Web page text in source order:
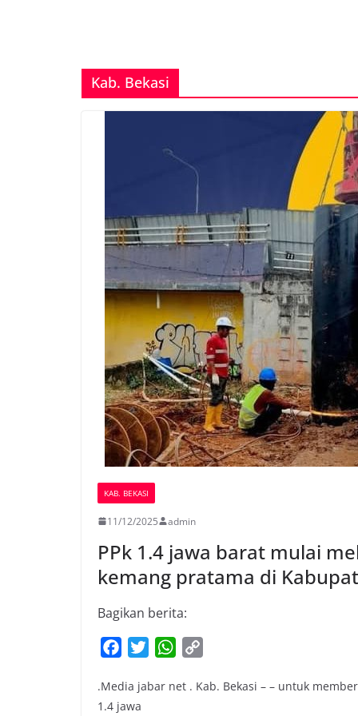
Kab. Bekasi
KAB. BEKASI
11/12/2025 admin
PPk 1.4 jawa barat mulai
kemang pratama di
Bagikan berita:
c
e
i
W
a
p
.Media jabar net . Kab. Bekasi – – untuk
1.4 jawa